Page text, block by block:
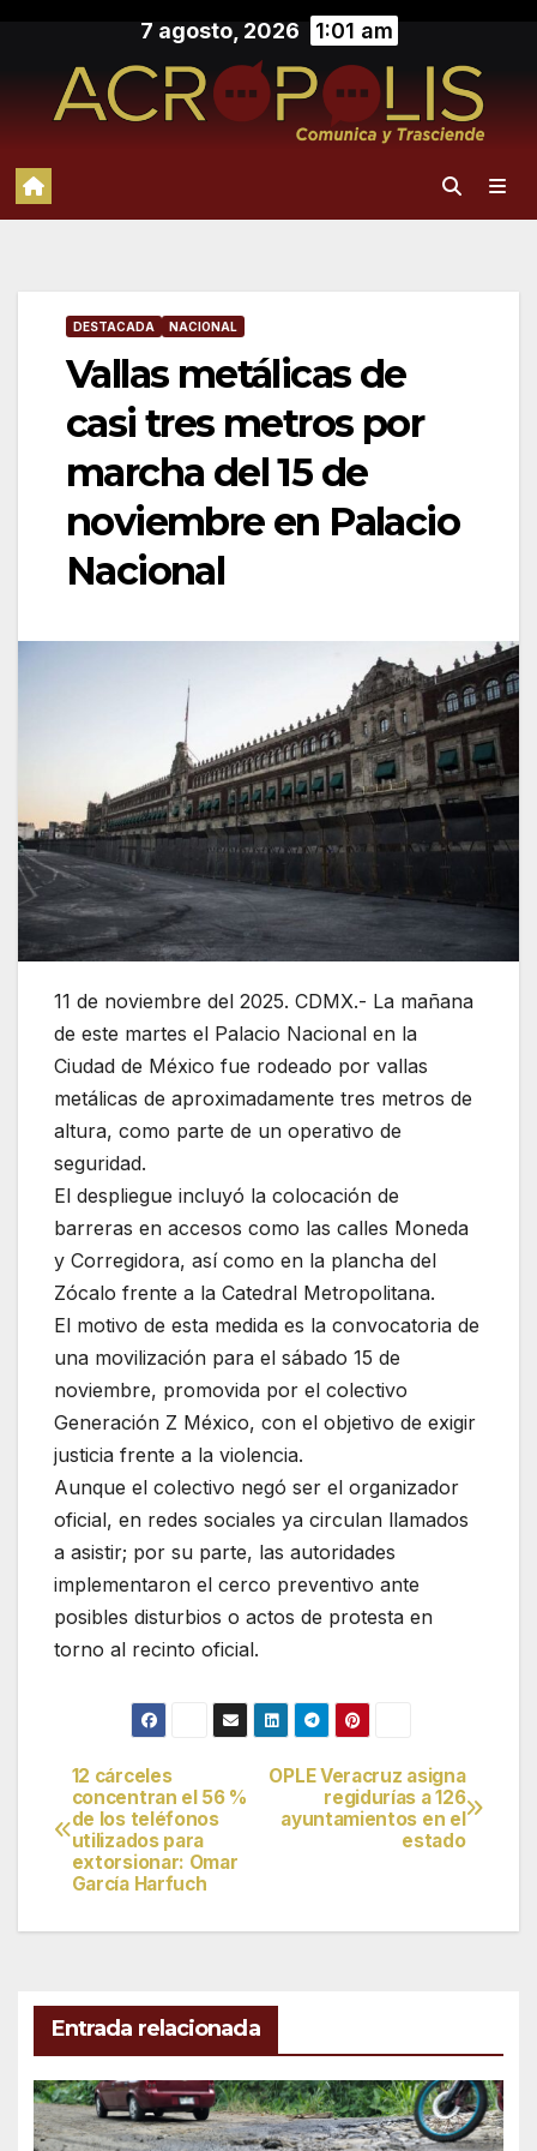
contenido
7 agosto, 2026 1:01 am
DESTACADA NACIONAL
Vallas metálicas de
casi tres metros por
marcha del 15 de
noviembre en Palacio
Nacional
11 de noviembre del 2025. CDMX.- La mañana
de este martes el Palacio Nacional en la
Ciudad de México fue rodeado por vallas
metálicas de aproximadamente tres metros de
altura, como parte de un operativo de
seguridad.
El despliegue incluyó la colocación de
barreras en accesos como las calles Moneda
y Corregidora, así como en la plancha del
Zócalo frente a la Catedral Metropolitana.
El motivo de esta medida es la convocatoria de
una movilización para el sábado 15 de
noviembre, promovida por el colectivo
Generación Z México, con el objetivo de exigir
justicia frente a la violencia.
Aunque el colectivo negó ser el organizador
oficial, en redes sociales ya circulan llamados
a asistir; por su parte, las autoridades
implementaron el cerco preventivo ante
posibles disturbios o actos de protesta en
torno al recinto oficial.
Navegación
de
entradas
OPLE Veracruz asigna
regidurías a 126
ayuntamientos en el
estado
12 cárceles
concentran el 56 %
de los teléfonos
utilizados para
extorsionar: Omar
García Harfuch
Entrada relacionada